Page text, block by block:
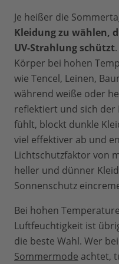
Je heißer die
Kleidung zu wählen,
UV-Strahlung schützt
Körper bei hohen
wie Tencel, Leinen,
während weiße oder
reflektiert und sich
fühlt, blockt dunkle
viel effektiver ab und
Lichtschutzfaktor von
heller und dünner
Sonnenschutz
Bei hohen
Luftfeuchtigkeit ist
die beste Wahl. Wer
Sommermode achtet,